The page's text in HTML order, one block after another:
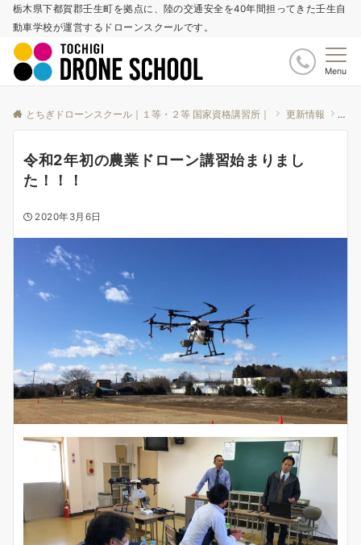
栃木県下都賀郡壬生町を拠点に、陸の交通安全を40年間担ってきた壬生自
動車学校が運営するドローンスクールです。
Menu
とちぎドローンスクール｜１等・２等 国家資格講習所｜ 更新情報 お
令和2年初の農業ドローン講習始まりまし
た！！！
2020年3月6日